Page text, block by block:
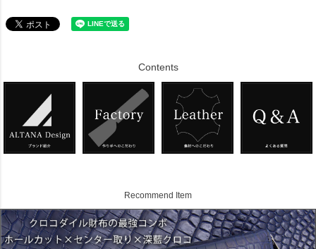
Contents
Recommend Item